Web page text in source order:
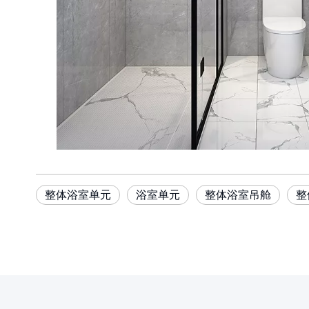
整体浴室单元 浴室单元 整体浴室吊舱